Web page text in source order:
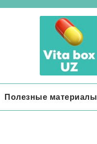
Полезные материалы